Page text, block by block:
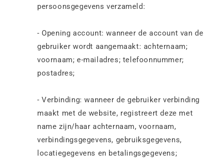
persoonsgegevens verzameld:
- Opening account: wanneer de account van de
gebruiker wordt aangemaakt: achternaam;
voornaam; e-mailadres; telefoonnummer;
postadres;
- Verbinding: wanneer de gebruiker verbinding
maakt met de website, registreert deze met
name zijn/haar achternaam, voornaam,
verbindingsgegevens, gebruiksgegevens,
locatiegegevens en betalingsgegevens;